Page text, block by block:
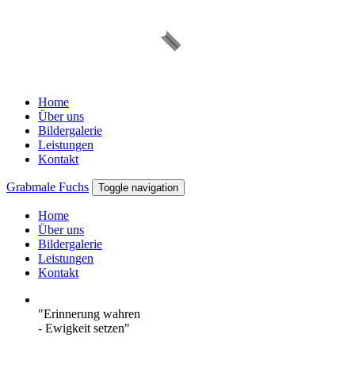
Home
Über uns
Bildergalerie
Leistungen
Kontakt
Grabmale Fuchs Toggle navigation
Home
Über uns
Bildergalerie
Leistungen
Kontakt
"Erinnerung wahren
- Ewigkeit setzen"